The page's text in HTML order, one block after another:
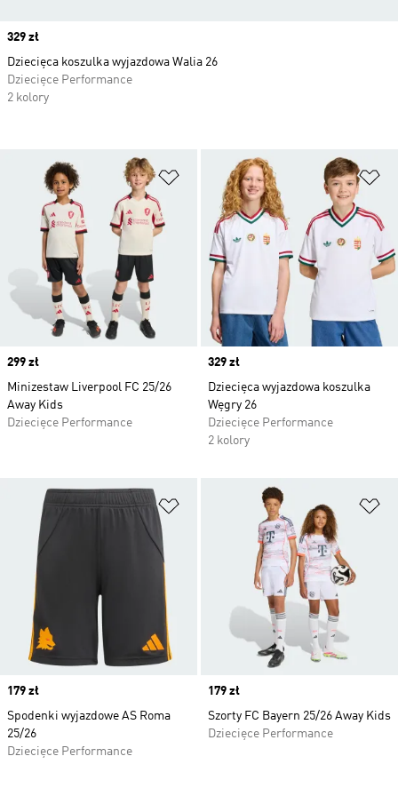
Dodaj do listy życzeń
Price
299 zł
Minizestaw Liverpool FC 25/26
Away Kids
Dziecięce Performance
Price
329 zł
Dziecięca wyjazdowa koszulka
Węgry 26
Dziecięce Performance
2 kolory
Dodaj do listy życzeń
Price
179 zł
Spodenki wyjazdowe AS Roma
25/26
Dziecięce Performance
Price
179 zł
Szorty FC Bayern 25/26 Away Kids
Dziecięce Performance
Price
329 zł
Dziecięca koszulka wyjazdowa Walia 26
Dziecięce Performance
2 kolory